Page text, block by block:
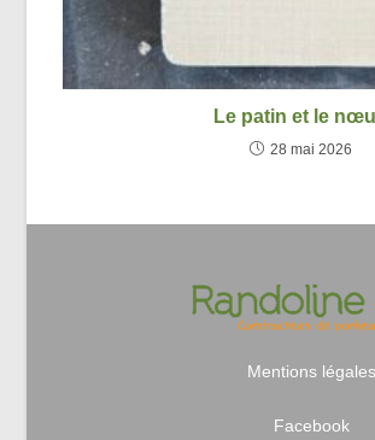
Le patin et le
28 mai 2026
Mentions légales
Facebook